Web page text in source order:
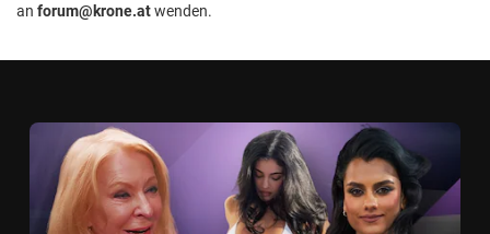
an forum@krone.atwenden.